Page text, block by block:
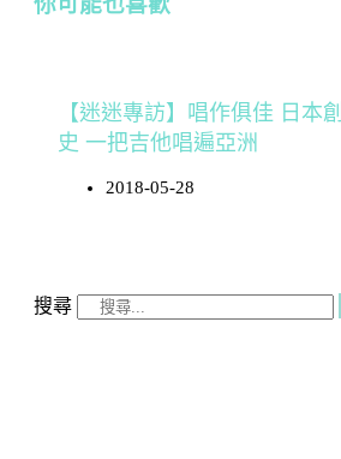
【迷迷專訪】唱作俱佳 日本
史 一把吉他唱遍亞洲
2018-05-28
搜尋